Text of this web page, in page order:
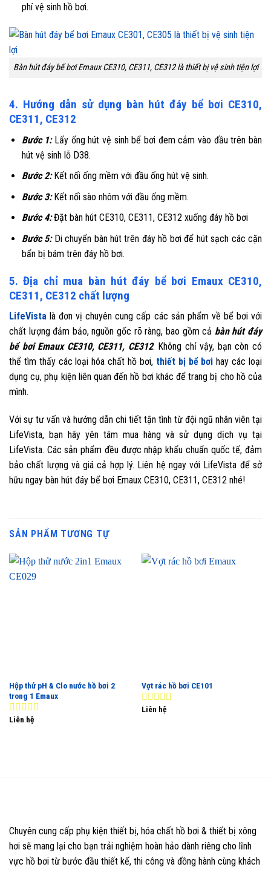
phí vệ sinh hồ bơi.
Bàn hút đáy bể bơi Emaux CE310, CE311, CE312 là thiết bị vệ sinh tiện lợi
4. Hướng dẫn sử dụng bàn hút đáy bể bơi CE310,
CE311, CE312
Bước 1:Lấy ống hút vệ sinh bể bơi đem cắm vào đầu trên bàn
hút vệ sinh lỗ D38.
Bước 2:Kết nối ống mềm với đầu ống hút vệ sinh.
Bước 3:Kết nối sào nhôm với đầu ống mềm.
Bước 4:Đặt bàn hút CE310, CE311, CE312 xuống đáy hồ bơi
Bước 5:Di chuyển bàn hút trên đáy hồ bơi để hút sạch các cặn
bẩn bị bám trên đáy hồ bơi.
5. Địa chỉ mua bàn hút đáy bể bơi Emaux CE310,
CE311, CE312 chất lượng
LifeVista là đơn vị chuyên cung cấp các sản phẩm về bể bơi với
chất lượng đảm bảo, nguồn gốc rõ ràng, bao gồm cả bàn hút đáy
bể bơi Emaux CE310, CE311, CE312. Không chỉ vậy, bạn còn có
thể tìm thấy các loại hóa chất hồ bơi, thiết bị bể bơi hay các loại
dụng cụ, phụ kiện liên quan đến hồ bơi khác để trang bị cho hồ của
mình.
Với sự tư vấn và hướng dẫn chi tiết tận tình từ đội ngũ nhân viên tại
LifeVista, bạn hãy yên tâm mua hàng và sử dụng dịch vụ tại
LifeVista. Các sản phẩm đều được nhập khẩu chuẩn quốc tế, đảm
bảo chất lượng và giá cả hợp lý. Liên hệ ngay với LifeVista để sở
hữu ngay bàn hút đáy bể bơi Emaux CE310, CE311, CE312 nhé!
SẢN PHẨM TƯƠNG TỰ
Hộp thử pH & Clo nước hồ bơi 2
trong 1 Emaux
0
Liên hệ
Vợt rác hồ bơi CE101
0
Liên hệ
Chuyên cung cấp phụ kiện thiết bị, hóa chất hồ bơi & thiết bị xông
hơi sẽ mang lại cho bạn trải nghiệm hoàn hảo dành riêng cho lĩnh
vực hồ bơi từ bước đầu thiết kế, thi công và đồng hành cùng khách